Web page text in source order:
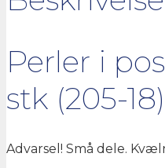
Perler i
stk (205-18)
Advarsel! Små dele.